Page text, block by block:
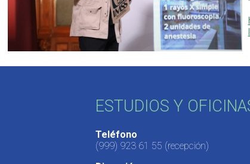
ESTUDIOS Y
Teléfono
(999) 923 61 55 (recepción)